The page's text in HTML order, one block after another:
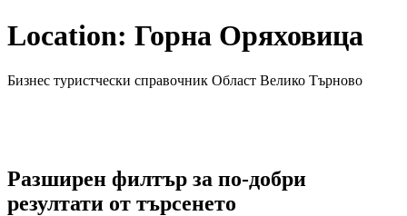
Location: Горна Оряховица
Бизнес туристчески справочник Област Велико Търново
Разширен филтър за по-добри
резултати от търсенето